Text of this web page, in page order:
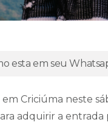
esta em seu
Criciúma neste
adquirir a entrada